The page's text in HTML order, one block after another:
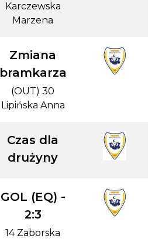
Karczewska
Marzena
Zmiana
bramkarza
(OUT) 30
Lipińska Anna
Czas dla
drużyny
GOL (EQ) -
2:3
14 Zaborska